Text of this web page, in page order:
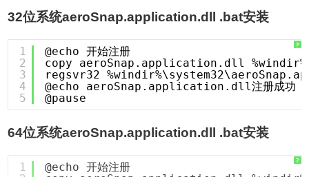
32位系统aeroSnap.application.dll .bat安装
?
1
2
3
4
5
@echo 开始注册
copy aeroSnap.application.dll
regsvr32
@echo aeroSnap.application.dll注册成功
@pause
64位系统aeroSnap.application.dll .bat安装
?
1
@echo 开始注册